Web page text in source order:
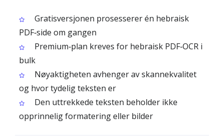
Gratisversjonen prosesserer én hebraisk
PDF‑side om gangen
Premium‑plan kreves for hebraisk PDF‑OCR i
bulk
Nøyaktigheten avhenger av skannekvalitet
og hvor tydelig teksten er
Den uttrekkede teksten beholder ikke
opprinnelig formatering eller bilder